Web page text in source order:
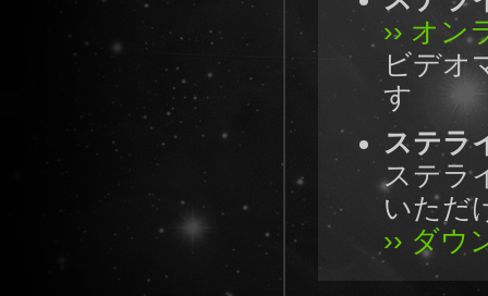
›› オン
ビデオ
す
ステラ
ステラ
いただ
›› ダウ